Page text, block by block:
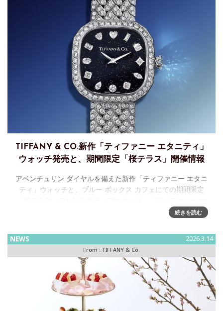
TIFFANY & CO.新作「ティファニー エタニティ」
ウォッチ発売と、期間限定「桜テラス」開催情報
アベンチュリン ダイヤルを備えた新作「ティファニー エタニ
ティ」ウォッチと、ブルー ボックス カフェにての期間限定
タニティ」ウォッチ コレクションより、フルパヴェ ダイヤモ
続きを読む
NEWS 2026.3.14
From : TIFFANY & Co.